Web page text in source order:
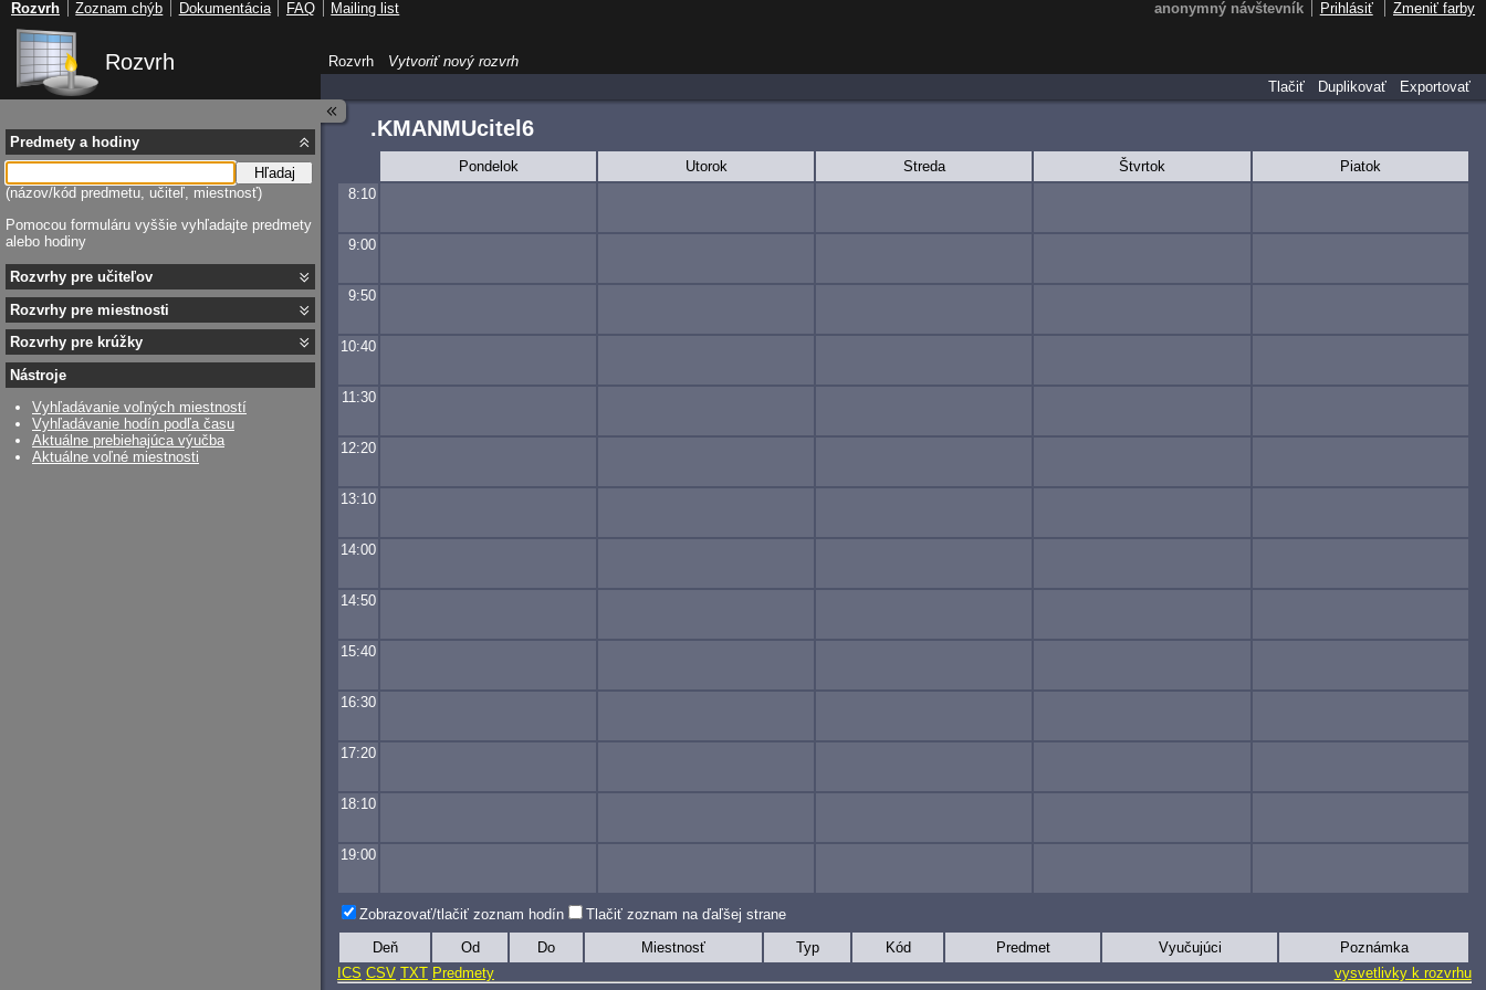
Rozvrh
.KMANMUcitel6
Pondelok Utorok Streda Štvrtok
Piatok
8:10
9:00
9:50
10:40
11:30
12:20
13:10
14:00
14:50
15:40
16:30
17:20
18:10
19:00
Zobrazovať/tlačiť zoznam hodín Tlačiť zoznam na ďaľšej strane
Deň Od Do Miestnosť Typ Kód Predmet Vyučujúci
Poznámka
ICS CSV TXT Predmety vysvetlivky k rozvrhu
Predmety a hodiny
Hľadaj
(názov/kód predmetu, učiteľ, miestnosť)
Pomocou formuláru vyššie vyhľadajte predmety
alebo hodiny
Rozvrhy pre učiteľov
Rozvrhy pre miestnosti
Rozvrhy pre krúžky
Nástroje
Vyhľadávanie voľných miestností
Vyhľadávanie hodín podľa času
Aktuálne prebiehajúca výučba
Aktuálne voľné miestnosti
Rozvrh
Vytvoriť nový rozvrh
Tlačiť
Duplikovať Exportovať
anonymný návštevník Prihlásiť Zmeniť farby
Rozvrh Zoznam chýb Dokumentácia FAQ Mailing list